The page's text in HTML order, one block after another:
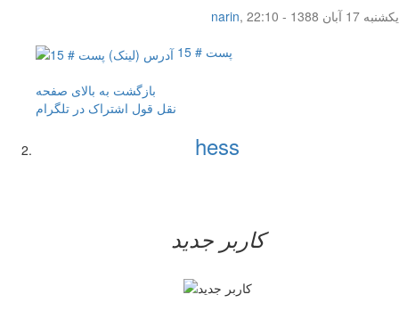
narin,
یکشنبه 17 آبان 1388 - 22:10
پست # 15
بازگشت به بالای صفحه
نقل قول اشتراک در تلگرام
hess
کاربر جدید